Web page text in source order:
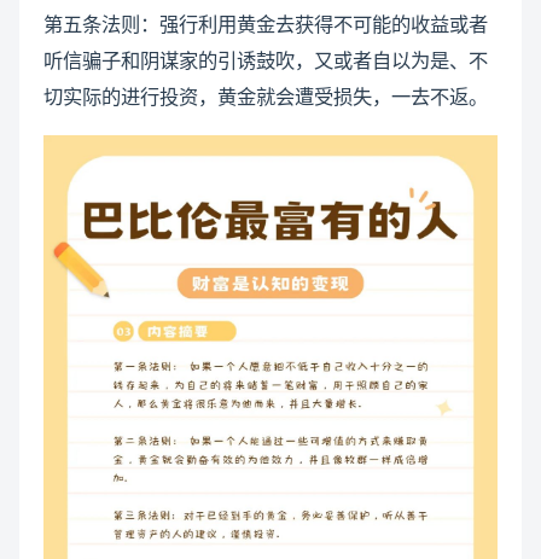
第五条法则：强行利用黄金去获得不可能的收益或者
听信骗子和阴谋家的引诱鼓吹，又或者自以为是、不
切实际的进行投资，黄金就会遭受损失，一去不返。